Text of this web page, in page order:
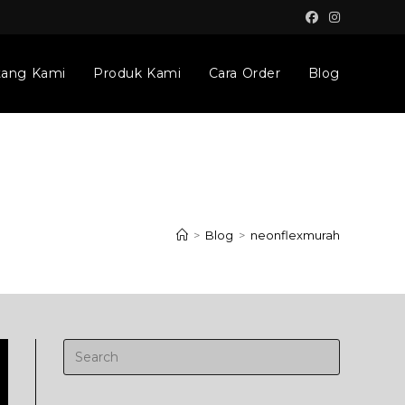
Kami Produk Kami Cara Order Blog
> Blog > neonflexmurah